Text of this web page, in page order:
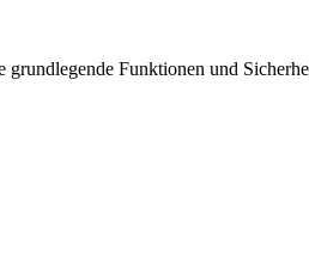
Funktionen und